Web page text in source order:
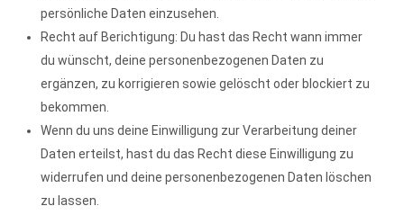
persönliche Daten einzusehen.
Recht auf Berichtigung: Du hast das Recht wann immer
du wünscht, deine personenbezogenen Daten zu
ergänzen, zu korrigieren sowie gelöscht oder blockiert zu
bekommen.
Wenn du uns deine Einwilligung zur Verarbeitung deiner
Daten erteilst, hast du das Recht diese Einwilligung zu
widerrufen und deine personenbezogenen Daten löschen
zu lassen.